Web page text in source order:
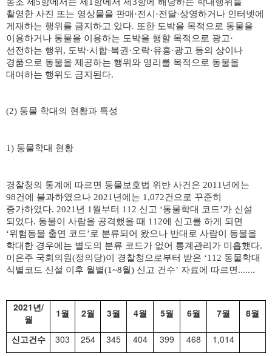
동조 제 5항에서는 제 1항에서 제 3항에 해당하는 학대행위를
촬영한 사진 또는 영상물을 판매 ·전시 ·전달·상영하거나 인터넷에
게재하는 행위를 금지하고 있다. 또한 도박을 목적으로 동물을
이용하거나 동물을 이용하는 도박을 행할 목적으로 광고·
선전하는 행위 , 도박·시합·복권·오락·유흥·광고 등의 상이나
경품으로 동물을 제공하는 행위와 영리를 목적으로 동물을
대여하는 행위도 금지된다.
(2) 동물 학대의 현황과 특성
1) 동물학대 현황
경찰청의 통계에 따르면 동물보호법 위반 사건은 2011년에는
98건에 불과하였으나 2021년에는 1,072건으로 꾸준히
증가하였다. 2021년 1월부터 112 신고 ‘동물학대 코드’가 신설
되었다. 동물이 사람을 공격했을 때 112에 신고를 하게 되면
‘위험동물 출연 코드’로 분류되어 왔으나 반대로 사람이 동물을
학대한 경우에는 별도의 분류 코드가 없어 통계관리가 미흡했다.
이은주 국회의원(정의당)이 경찰청으로부터 받은 ‘112 동물학대
식별코드 신설 이후 월별(1~8월) 신고 건수’ 자료에 따르면.......
2021 년/
월
1 월 2월 3월 4월 5월 6월 7월 8월
신고건수 303 254 345 404 399 468 1,014